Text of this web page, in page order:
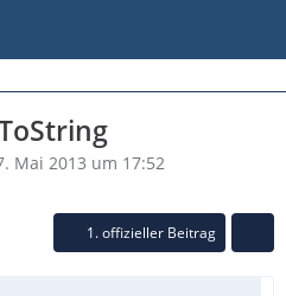
Mai 2013 um 17:52
1. offizieller Beitrag